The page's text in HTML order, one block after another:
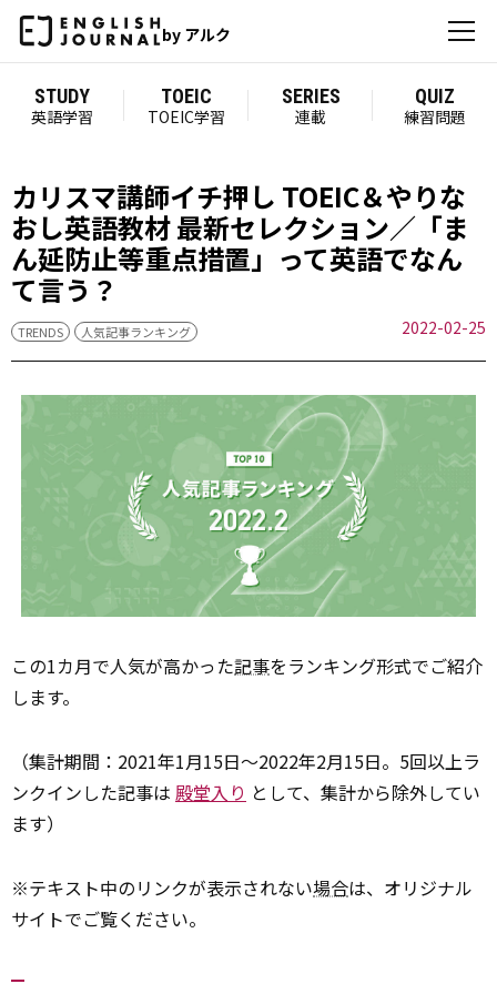
by アルク
STUDY
英語学習
TOEIC
TOEIC学習
SERIES
連載
QUIZ
練習問題
カリスマ講師イチ押し TOEIC＆やりな
おし英語教材 最新セレクション／「ま
ん延防止等重点措置」って英語でなん
て言う？
TRENDS 人気記事ランキング 2022-02-25
この1カ月で人気が高かった記事をランキング形式でご紹介
します。
（集計期間：2021年1月15日～2022年2月15日。5回以上ラ
ンクインした記事は 殿堂入り として、集計から除外してい
ます）
※テキスト中のリンクが表示されない場合は、オリジナル
サイトでご覧ください。